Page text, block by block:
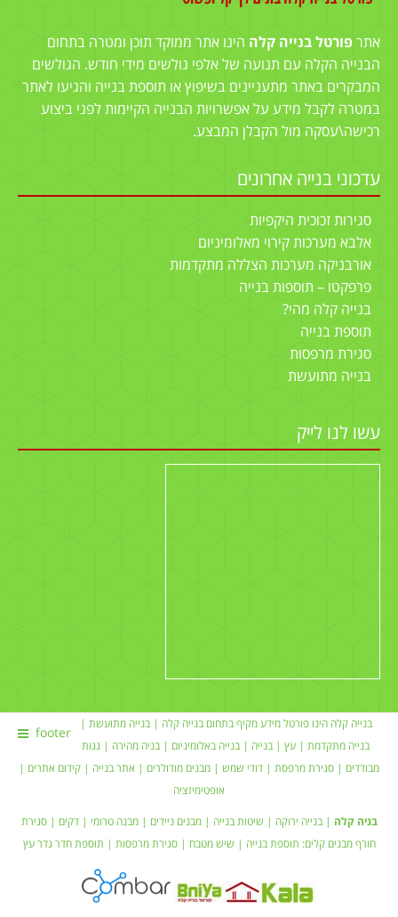
אתר פורטל בנייה קלה הינו אתר ממוקד תוכן ומטרה בתחום
הבנייה הקלה עם תנועה של אלפי גולשים מידי חודש. הגולשים
המבקרים באתר מתעניינים בשיפוץ או תוספת בנייה והגיעו לאתר
במטרה לקבל מידע על אפשרויות הבנייה הקיימות לפני ביצוע
רכישה\עסקה מול הקבלן המבצע.
עדכוני בנייה אחרונים
סגירות זכוכית היקפיות
אלבא מערכות קירוי מאלומיניום
אורבניקה מערכות הצללה מתקדמות
פרפקטו – תוספות בנייה
בנייה קלה מהי?
תוספת בנייה
סגירת מרפסות
בנייה מתועשת
עשו לנו לייק
footer
בנייה קלה הינו פורטל מידע מקיף בתחוםבנייה קלה |בנייה מתועשת
בנייה מתקדמת | עץ בנייה בנייה באלומיניום בניה מהירה
גגות
מבודדים
סגירת מרפסת דודי שמש | מבנים מודולרים | אתר בנייה קידום אתרים
אופטימיזציה
בניה קלה |בנייה ירוקה שיטות בנייה |מבנים ניידים | מבנה טרומי |דקים |סגירת
חורף מבנים קלים: תוספת בנייה שיש מטבח | סגירת מרפסות | תוספת חדרגדר עץ